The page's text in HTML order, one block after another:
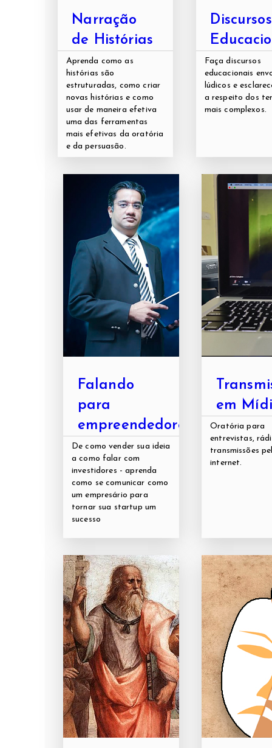
Narração
de Histórias
Aprenda como as
histórias são
estruturadas, como criar
novas histórias e como
usar de maneira efetiva
uma das ferramentas
mais efetivas da oratória
e da persuasão.
Discursos
Faça discursos
educacionais
lúdicos e
a respeito dos
mais complexos.
Falando
para
empreendedores
De como vender sua ideia
a como falar com
investidores - aprenda
como se comunicar como
um empresário para
tornar sua startup um
sucesso
em
Oratória para
entrevistas,
transmissões
internet.